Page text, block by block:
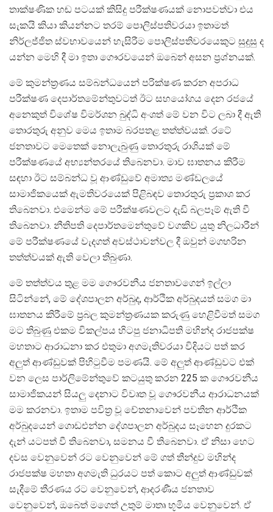
තාක්ෂණික හඬ පටයක් කිසිදු පරීක්ෂණයක් නොපවත්වා එය
සැකයි කියා කියන්නට තරම් පොලිස්පතිවරයා ඉතාමත්
නිර්ලජ්ජිත ස්වභාවයෙන් හැසිරීම පොලිස්පතිවරයෙකුට සුදුසු ද
යන්න මෙහි දී මා ඉතා ගෞරවයෙන් ඔබෙන් අසන ප‍්‍රශ්නයක්.
මේ කුමන්ත‍්‍රණය සම්බන්ධයෙන් පරික්ෂණ කරන අපරාධ
පරීක්ෂණ දෙපාර්තමේන්තුවටත් ඊට සහයෝගය දෙන රජයේ
අනෙකුත් විශේෂ විමර්ශන බුද්ධි අංශත් මේ වන විට ලබා දී ඇති
තොරතුරු අනුව මෙය ඉතාම බරපතළ තත්ත්වයක්. රටේ
ජනතාවට මෙතෙක් නොලැබුණු තොරතුරු රාශියක් මේ
පරීක්ෂණයේ අභ්‍යන්තරයේ තිබෙනවා. මාව ඝාතනය කිරීම
සඳහා ඊට සම්බන්ධ වූ ආණ්ඩුවේ අමාත්‍ය මණ්ඩලයේ
සාමාජිකයෙක් ඇමතිවරයෙක් පිළිබඳව තොරතුරු ප‍්‍රකාශ කර
තිබෙනවා. එමෙන්ම මේ පරීක්ෂණවලට දැඩි බලපෑම් ඇති වී
තිබෙනවා. නීතිපති දෙපාර්තමෙන්තුවේ වගකිව යුතු නිලධාරීන්
මේ පරීක්ෂණයේ වැදගත් අවස්ථාවන්වල දී ඔවුන් මගහරින
තත්ත්වයක් ඇති වෙලා තිබුණා.
මේ තත්ත්වය තුළ මම ගෞරවනීය ජනතාවගෙන් ඉල්ලා
සිටින්නේ, මේ දේශපාලන අර්බුද, ආර්ථික අර්බුදයත් සමග මා
ඝාතනය කිරීමේ ප‍්‍රබල කුමන්ත‍්‍රණයක කරුණු හෙළිවීමත් සමග
මට තිබුණු එකම විකල්පය හිටපු ජනාධිපති මහින්ද රාජපක්ෂ
මහතාට ආරාධනා කර එතුමා අගමැතිවරයා විදියට පත් කර
අලුත් ආණ්ඩුවක් පිහිටුවීම පමණයි. මේ අලුත් ආණ්ඩුවට එක්
වන ලෙස පාර්ලිමේන්තුවේ කටයුතු කරන 225 ක ගෞරවනීය
සාමාජිකයන් සියලු දෙනාට විවෘත වූ ගෞරවනීය ආරාධනයක්
මම කරනවා. ඉතාම පවිත‍්‍ර වූ චේතනාවෙන් පවතින ආර්ථික
අර්බුදයෙන් ගොඩඑන්න දේශපාලන අර්බුදය සෑහෙන දුරකට
දැන් යටපත් වී තිබෙනවා, සමනය වී තිබෙනවා. ඒ නිසා හෙට
දවස වෙනුවෙන් රට වෙනුවෙන් මේ ගත් තීන්දුව මහින්ද
රාජපක්ෂ මහතා අගමැති ධුරයට පත් කොට අලුත් ආණ්ඩුවක්
සැදීමේ තීරණය රට වෙනුවෙන්, ආදරණීය ජනතාව
වෙනුවෙන්, ඔබෙත් මගෙත් උතුම් මාතෘ භූමිය වෙනුවෙන්. ඒ